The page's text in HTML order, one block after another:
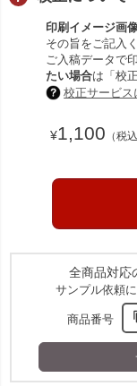
印刷イメージ画
その旨をご記入
ご入稿データで
たい場合は「校
校正サービス
¥1,100 （税込
全商品対応
サンプル依頼
商品番号